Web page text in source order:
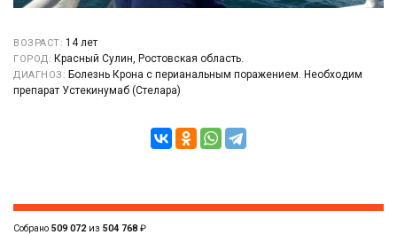
ВОЗРАСТ: 14 лет
ГОРОД: Красный Сулин, Ростовская область.
ДИАГНОЗ: Болезнь Крона с перианальным поражением. Необходим
препарат Устекинумаб (Стелара)
Собрано 509 072из 504 768₽